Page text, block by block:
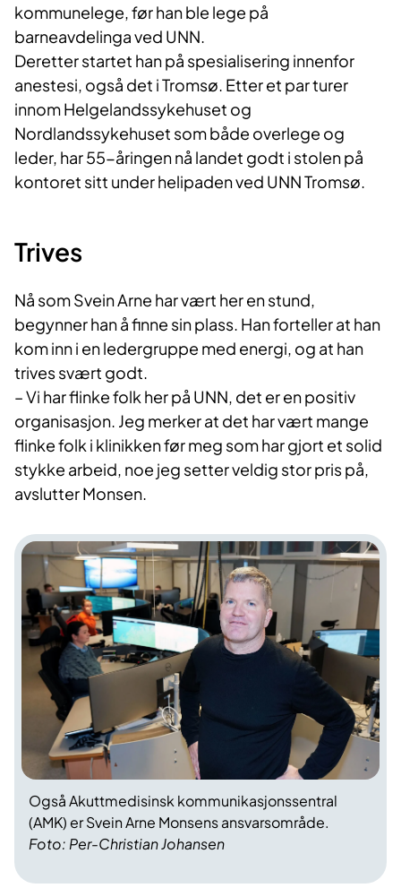
kommunelege, før han ble lege på
barneavdelinga ved UNN.
Deretter startet han på spesialisering innenfor
anestesi, også det i Tromsø. Etter et par turer
innom Helgelandssykehuset og
Nordlandssykehuset som både overlege og
leder, har 55-åringen nå landet godt i stolen på
kontoret sitt under helipaden ved UNN Tromsø.
Trives
Nå som Svein Arne har vært her en stund,
begynner han å finne sin plass. Han forteller at han
kom inn i en ledergruppe med energi, og at han
trives svært godt.
– Vi har flinke folk her på UNN, det er en positiv
organisasjon. Jeg merker at det har vært mange
flinke folk i klinikken før meg som har gjort et solid
stykke arbeid, noe jeg setter veldig stor pris på,
avslutter Monsen.
Foto: Per-Christian Johansen
Også Akuttmedisinsk kommunikasjonssentral
(AMK) er Svein Arne Monsens ansvarsområde.